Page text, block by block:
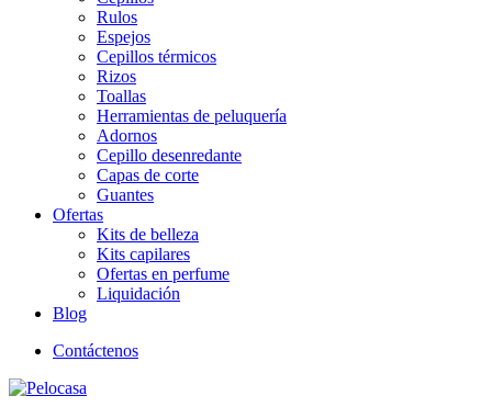
Rulos
Espejos
Cepillos térmicos
Rizos
Toallas
Herramientas de peluquería
Adornos
Cepillo desenredante
Capas de corte
Guantes
Ofertas
Kits de belleza
Kits capilares
Ofertas en perfume
Liquidación
Blog
Contáctenos